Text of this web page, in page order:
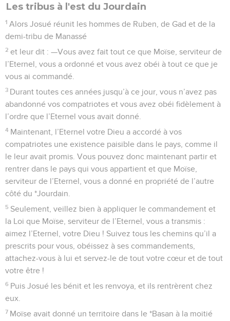
Les tribus à l'est du Jourdain
1 Alors Josué réunit les hommes de Ruben, de Gad et de la
demi-tribu de Manassé
2 et leur dit : —Vous avez fait tout ce que Moïse, serviteur de
l’Eternel, vous a ordonné et vous avez obéi à tout ce que je
vous ai commandé.
3 Durant toutes ces années jusqu’à ce jour, vous n’avez pas
abandonné vos compatriotes et vous avez obéi fidèlement à
l’ordre que l’Eternel vous avait donné.
4 Maintenant, l’Eternel votre Dieu a accordé à vos
compatriotes une existence paisible dans le pays, comme il
le leur avait promis. Vous pouvez donc maintenant partir et
rentrer dans le pays qui vous appartient et que Moïse,
serviteur de l’Eternel, vous a donné en propriété de l’autre
côté du *Jourdain.
5 Seulement, veillez bien à appliquer le commandement et
la Loi que Moïse, serviteur de l’Eternel, vous a transmis :
aimez l’Eternel, votre Dieu ! Suivez tous les chemins qu’il a
prescrits pour vous, obéissez à ses commandements,
attachez-vous à lui et servez-le de tout votre cœur et de tout
votre être !
6 Puis Josué les bénit et les renvoya, et ils rentrèrent chez
eux.
7 Moïse avait donné un territoire dans le *Basan à la moitié